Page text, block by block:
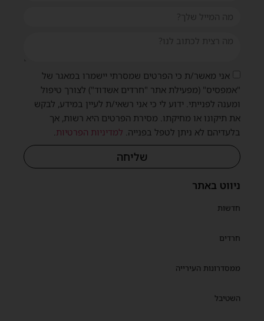
ניווט באתר
חדשות
חרדים
ממסדרונות העירייה
השטיבל
אני מאשר/ת כי הפרטים שמסרתי יישמרו במאגר של
"אמפסיס" (מפעילת אתר "חרדים אשדוד") לצורך טיפול
ומענה לפנייתי. ידוע לי כי אני רשאי/ת לעיין במידע, לבקש
את תיקונו או מחיקתו. מסירת הפרטים היא רשות, אך
בלעדיהם לא ניתן לטפל בפנייה. למדיניות הפרטיות
שליחה